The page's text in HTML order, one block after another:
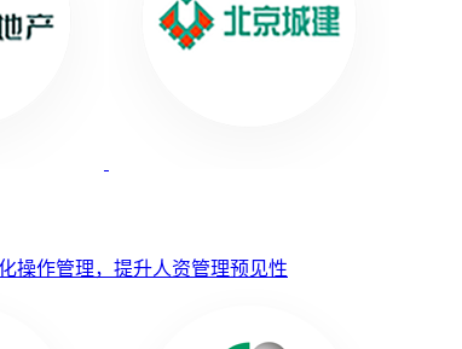
操作管理，提升人资管理预见性